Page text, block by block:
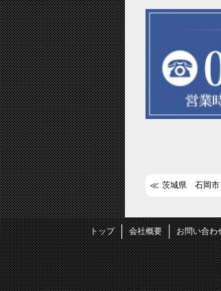
茨城県 石岡
トップ 会社概要 お問い合わ